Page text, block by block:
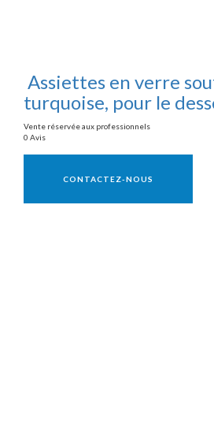
Assiettes en verre
turquoise, pour le
Vente réservée aux professionnels
0 Avis
CONTACTEZ-NOUS